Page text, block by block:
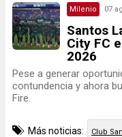
Milenio 07
Santos
City FC
2026
Pese a generar
contundencia y ahora
Fire.
Más noticias: Club